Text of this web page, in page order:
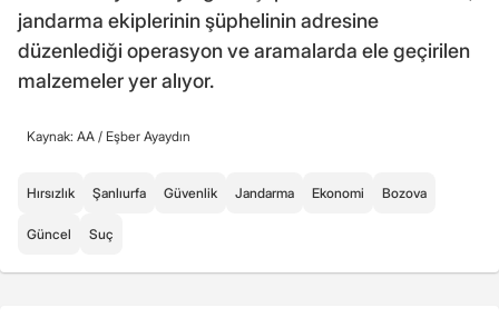
jandarma ekiplerinin şüphelinin adresine
düzenlediği operasyon ve aramalarda ele geçirilen
malzemeler yer alıyor.
Kaynak: AA / Eşber Ayaydın
Hırsızlık Şanlıurfa Güvenlik Jandarma Ekonomi Bozova
Güncel Suç